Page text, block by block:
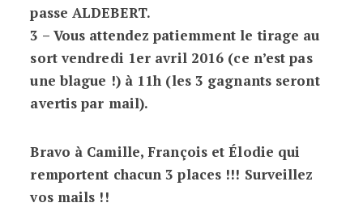
passe ALDEBERT.
3 – Vous attendez patiemment le tirage au
sort vendredi 1er avril 2016 (ce n’est pas
une blague !) à 11h (les 3 gagnants seront
avertis par mail).
Bravo à Camille, François et Élodie qui
remportent chacun 3 places !!! Surveillez
vos mails !!